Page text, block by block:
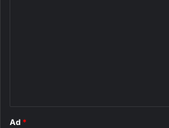
Ad *